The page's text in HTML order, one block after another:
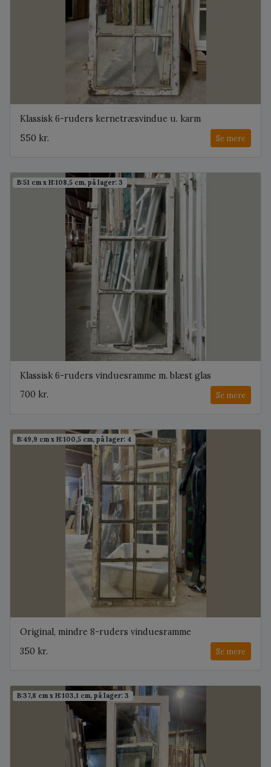
Klassisk 6-ruders kernetræsvindue u. karm
550 kr.
Se mere
B:51 cm x H:108,5 cm, på lager: 3
Klassisk 6-ruders vinduesramme m. blæst glas
700 kr.
Se mere
B:49,9 cm x H:100,5 cm, på lager: 4
Original, mindre 8-ruders vinduesramme
350 kr.
Se mere
B:37,8 cm x H:103,1 cm, på lager: 3